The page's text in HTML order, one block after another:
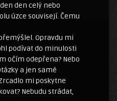
den celý nebo
úzce souvisejí. Čemu
Opravdu mi
podívat do minulosti
očím odepřena? Nebo
a jen samé
mi poskytne
Nebudu strádat,